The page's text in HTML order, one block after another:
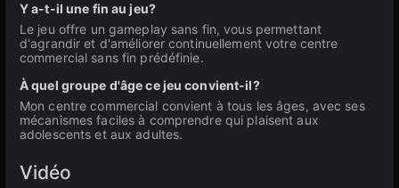
Y a-t-il une fin au jeu?
Le jeu offre un gameplay sans fin, vous permettant
d'agrandir et d'améliorer continuellement votre centre
commercial sans fin prédéfinie.
À quel groupe d'âge ce jeu convient-il?
Mon centre commercial convient à tous les âges, avec ses
mécanismes faciles à comprendre qui plaisent aux
adolescents et aux adultes.
Vidéo